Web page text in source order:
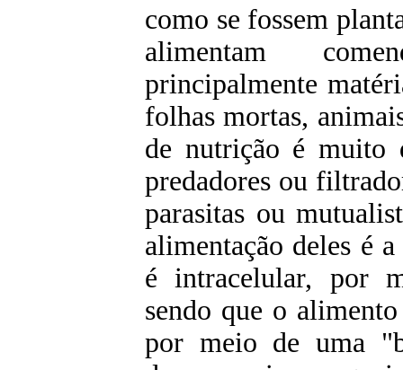
como se fossem
alimentam
principalmente
folhas mortas,
de nutrição é muito
predadores ou
parasitas ou
alimentação deles é
é intracelular, por
sendo que o
por meio de uma